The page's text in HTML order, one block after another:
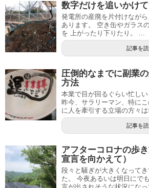
数字だけを追いかけ
発電所の産廃を片付けなが
あります。 空き缶やガラス
を 上がったり下りたり。 ...
記事を
圧倒的なまでに副業
方法
本業で目が回るぐらい忙し
昨今、サラリーマン、特に
に人を牽引する立場の方々
記事を
アフターコロナの歩
宣言を向かえて）
段々と騒ぎが大きくなって
た。 今夜あるいは明日にで